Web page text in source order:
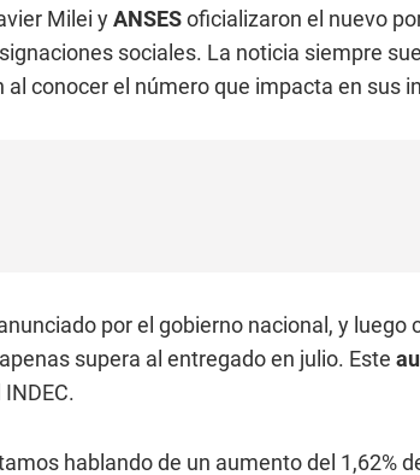
Milei yANSESoficializaron el nuevo
sociales. La noticia siempre
al conocer el número que impacta en sus
por el gobierno nacional, y luego
supera al entregado en julio. Este
hablando de un aumento del 1,62%